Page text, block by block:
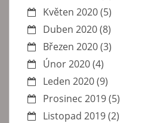
Květen 2020(5)
Duben 2020(8)
Březen 2020(3)
Únor 2020(4)
Leden 2020(9)
Prosinec 2019(5)
Listopad 2019(2)